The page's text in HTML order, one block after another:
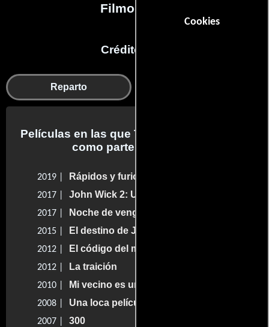
Cookies
Filmografía
Créditos en:
Reparto
Películas en las que Tim Connolly trabajo
como parte del reparto
2019 | Rápidos y furiosos: Hobbs & Shaw
2017 | John Wick 2: Un nuevo día para matar
2017 | Noche de venganza
2015 | El destino de Júpiter
2012 | El código del miedo
2012 | La traición
2010 | Mi vecino es un espía
2008 | Una loca película de esparta
2007 | 300